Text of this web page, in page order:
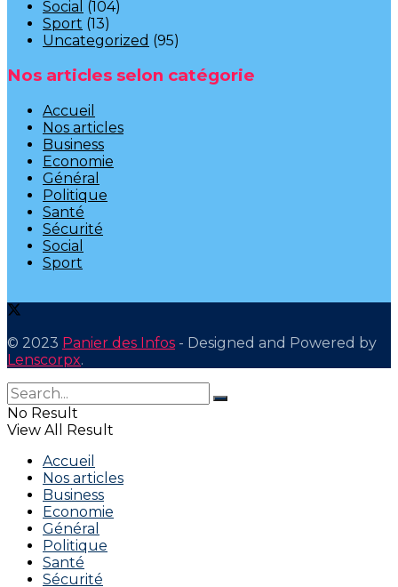
Social (104)
Sport (13)
Uncategorized (95)
Nos articles selon catégorie
Accueil
Nos articles
Business
Economie
Général
Politique
Santé
Sécurité
Social
Sport
© 2023 Panier des Infos - Designed and Powered by
Lenscorpx.
No Result
View All Result
Accueil
Nos articles
Business
Economie
Général
Politique
Santé
Sécurité